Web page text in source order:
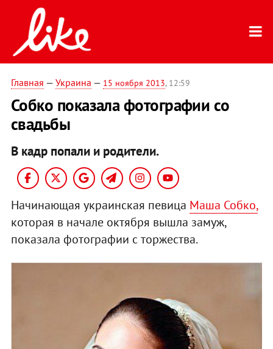
Главная — Украина — 15 ноября 2013, 12:59
Собко показала фотографии со
свадьбы
В кадр попали и родители.
Начинающая украинская певица Маша Собко,
которая в начале октября вышла замуж,
показала фотографии с торжества.